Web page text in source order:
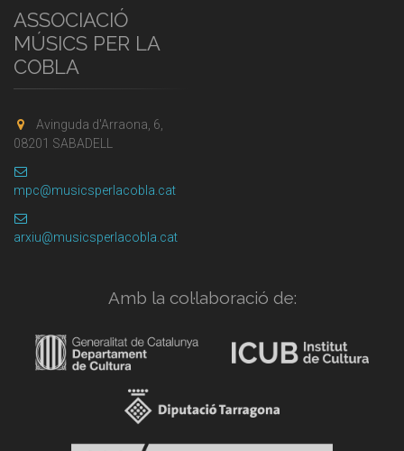
ASSOCIACIÓ
MÚSICS PER LA
COBLA
Avinguda d'Arraona, 6,
08201 SABADELL
mpc@musicsperlacobla.cat
arxiu@musicsperlacobla.cat
Amb la col·laboració de: